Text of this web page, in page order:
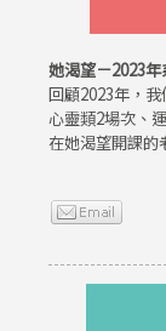
她渴望－2023
回顧2023年，
心靈類2場次、
在她渴望開課的